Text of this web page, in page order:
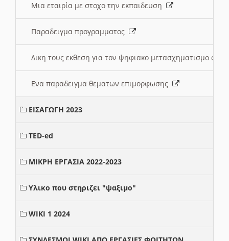
Μια εταιρία με στοχο την εκπαιδευση
Παραδειγμα προγραμματος
Δικη τους εκθεση για τον ψηφιακο μετασχηματισμο
Ενα παραδειγμα θεματων επιμορφωσης
ΕΙΣΑΓΩΓΗ 2023
TED-ed
ΜΙΚΡΗ ΕΡΓΑΣΙΑ 2022-2023
Υλικο που στηριζει "ψαξιμο"
WIKI 1 2024